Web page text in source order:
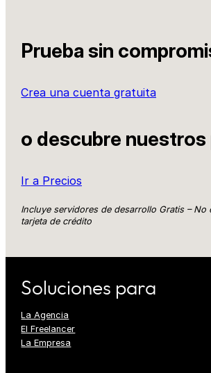
Prueba sin
Crea una cuenta gratuita
o descubre nuestros
Ir a Precios
Incluye servidores de desarrollo Gratis – No
tarjeta de crédito
Soluciones para
La Agencia
El Freelancer
La Empresa